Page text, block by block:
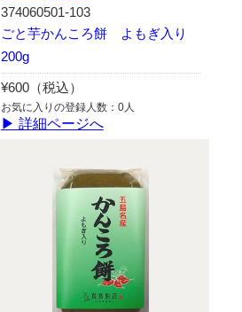
374060501-103
ごと芋かんころ餅 よもぎ入り
200g
¥600（税込）
お気に入りの登録人数：0人
▶ 詳細ページへ